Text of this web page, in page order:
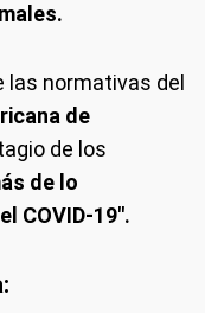
las normativas del
de
de los
de lo
COVID-19".